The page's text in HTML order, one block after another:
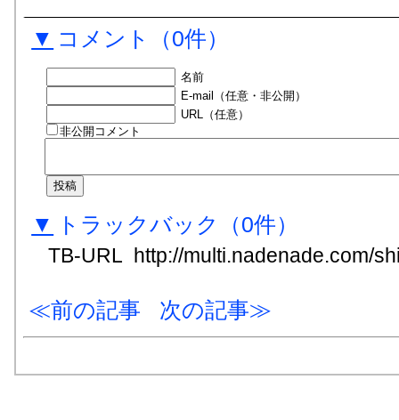
▼ コメント （0件）
名前
E-mail（任意・非公開）
URL（任意）
非公開コメント
▼ トラックバック （0件）
TB-URL http://multi.nadenade.com/
前の記事 次の記事